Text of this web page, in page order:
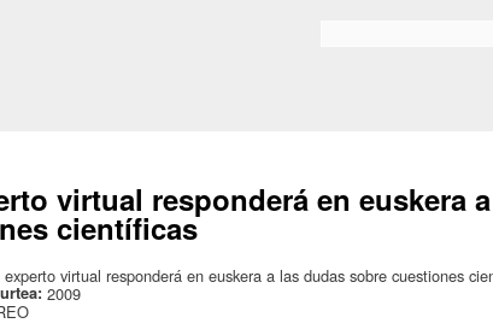
virtual responderá en euskera
científicas
experto virtual responderá en euskera a las dudas sobre cuestiones
2009